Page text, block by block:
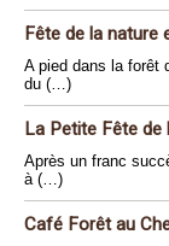
Fête de la nature
A pied dans la forêt
du (…)
La Petite Fête de
Après un franc
à (…)
Café Forêt au